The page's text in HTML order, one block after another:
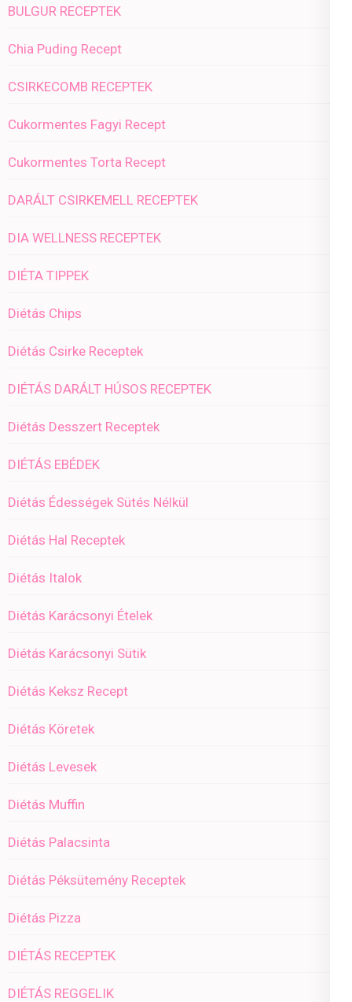
BULGUR RECEPTEK
Chia Puding Recept
CSIRKECOMB RECEPTEK
Cukormentes Fagyi Recept
Cukormentes Torta Recept
DARÁLT CSIRKEMELL RECEPTEK
DIA WELLNESS RECEPTEK
DIÉTA TIPPEK
Diétás Chips
Diétás Csirke Receptek
DIÉTÁS DARÁLT HÚSOS RECEPTEK
Diétás Desszert Receptek
DIÉTÁS EBÉDEK
Diétás Édességek Sütés Nélkül
Diétás Hal Receptek
Diétás Italok
Diétás Karácsonyi Ételek
Diétás Karácsonyi Sütik
Diétás Keksz Recept
Diétás Köretek
Diétás Levesek
Diétás Muffin
Diétás Palacsinta
Diétás Péksütemény Receptek
Diétás Pizza
DIÉTÁS RECEPTEK
DIÉTÁS REGGELIK